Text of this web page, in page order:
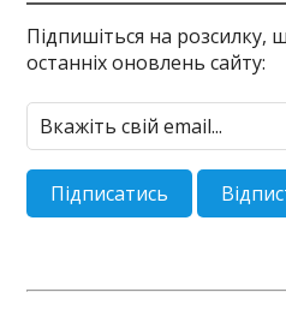
Підпишіться на розсилку,
останніх оновлень сайту: